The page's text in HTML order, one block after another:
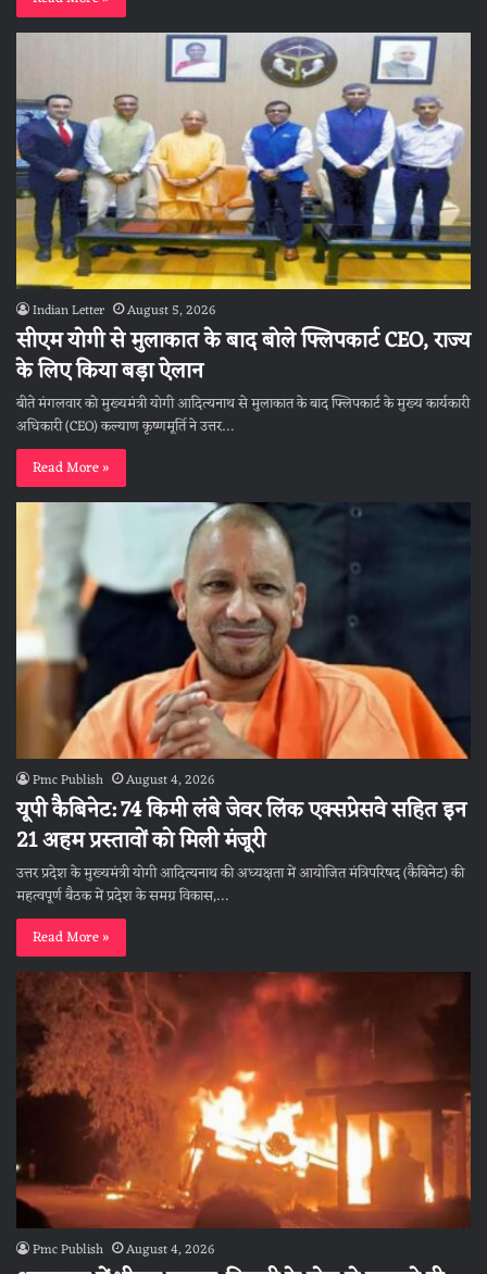
Indian Letter August 5, 2026
सीएम योगी से मुलाकात के बाद बोले फ्लिपकार्ट CEO, राज्य
के लिए किया बड़ा ऐलान
बीते मंगलवार को मुख्यमंत्री योगी आदित्यनाथ से मुलाकात के बाद फ्लिपकार्ट के मुख्य कार्यकारी
अधिकारी (CEO) कल्याण कृष्णमूर्ति ने उत्तर…
Read More »
Pmc Publish August 4, 2026
यूपी कैबिनेट: 74 किमी लंबे जेवर लिंक एक्सप्रेसवे सहित इन
21 अहम प्रस्तावों को मिली मंजूरी
उत्तर प्रदेश के मुख्यमंत्री योगी आदित्यनाथ की अध्यक्षता में आयोजित मंत्रिपरिषद (कैबिनेट) की
महत्वपूर्ण बैठक में प्रदेश के समग्र विकास,…
Read More »
Pmc Publish August 4, 2026